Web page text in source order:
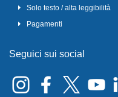
Solo testo / alta leggibilità
Pagamenti
Seguici sui social